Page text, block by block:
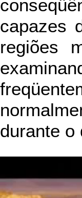
capazes
regiões
durante o